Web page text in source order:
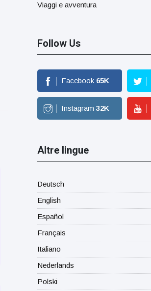
Viaggi e avventura
Follow Us
Facebook 65K
Instagram 32K
Altre lingue
Deutsch
English
Español
Français
Italiano
Nederlands
Polski